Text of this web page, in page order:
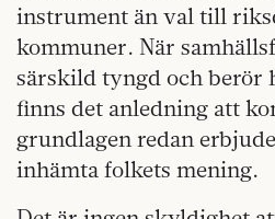
instrument än val till
kommuner. När
särskild tyngd och berör
finns det anledning att
grundlagen redan
inhämta folkets mening.